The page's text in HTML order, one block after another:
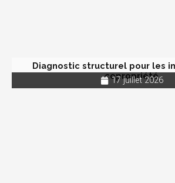
Diagnostic structurel pour les
copropriété
17 juillet 2026